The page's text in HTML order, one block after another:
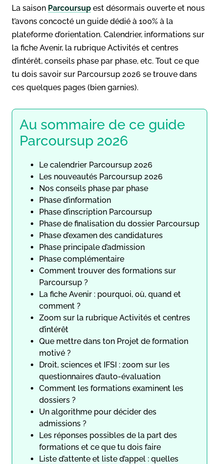
La saison Parcoursup est désormais ouverte et nous
t’avons concocté un guide dédié à 100% à la
plateforme d’orientation. Calendrier, informations sur
la fiche Avenir, la rubrique Activités et centres
d’intérêt, conseils phase par phase, etc. Tout ce que
tu dois savoir sur Parcoursup 2026 se trouve dans
ces quelques pages (bien garnies).
Au sommaire de ce guide
Parcoursup 2026
Le calendrier Parcoursup 2026
Les nouveautés Parcoursup 2026
Nos conseils phase par phase
Phase d’information
Phase d’inscription Parcoursup
Phase de finalisation du dossier Parcoursup
Phase d’examen des candidatures
Phase principale d’admission
Phase complémentaire
Comment trouver des formations sur
Parcoursup ?
La fiche Avenir : pourquoi, où, quand et
comment ?
Zoom sur la rubrique Activités et centres
d’intérêt
Que mettre dans ton Projet de formation
motivé ?
Droit, sciences et IFSI : zoom sur les
questionnaires d’auto-évaluation
Comment les formations examinent les
dossiers ?
Un algorithme pour décider des
admissions ?
Les réponses possibles de la part des
formations et ce que tu dois faire
Liste d’attente et liste d’appel : quelles